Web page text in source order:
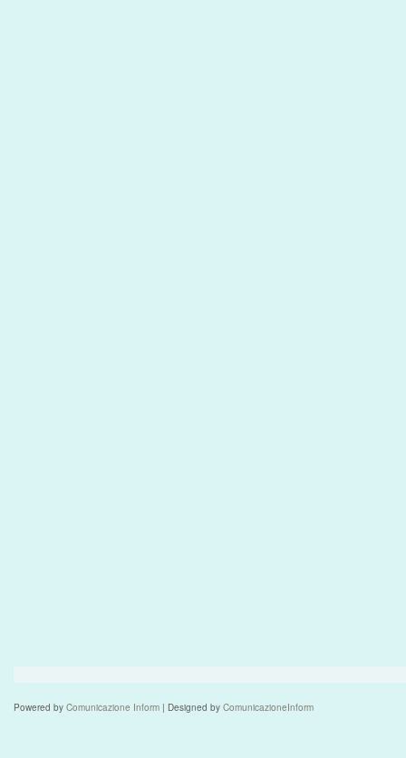
Powered by Comunicazione Inform | Designed by ComunicazioneInform